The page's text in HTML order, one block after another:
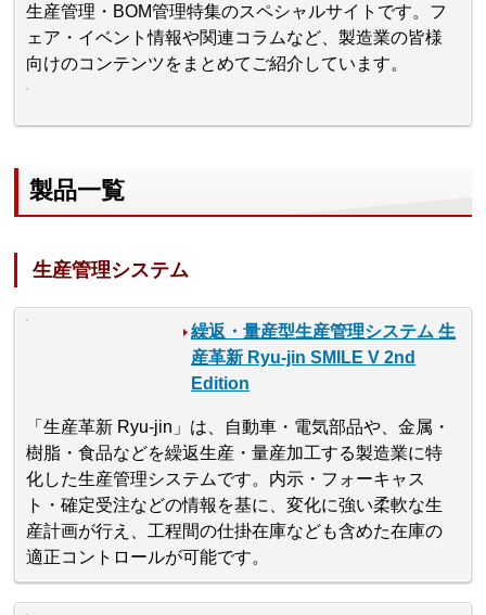
生産管理・BOM管理特集のスペシャルサイトです。フ
ェア・イベント情報や関連コラムなど、製造業の皆様
向けのコンテンツをまとめてご紹介しています。
製品一覧
生産管理システム
繰返・量産型生産管理システム 生
産革新 Ryu-jin SMILE V 2nd
Edition
「生産革新 Ryu-jin」は、自動車・電気部品や、金属・
樹脂・食品などを繰返生産・量産加工する製造業に特
化した生産管理システムです。内示・フォーキャス
ト・確定受注などの情報を基に、変化に強い柔軟な生
産計画が行え、工程間の仕掛在庫なども含めた在庫の
適正コントロールが可能です。